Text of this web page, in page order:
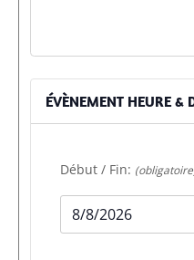
ÉVÈNEMENT HEURE &
Début / Fin:
Date
de